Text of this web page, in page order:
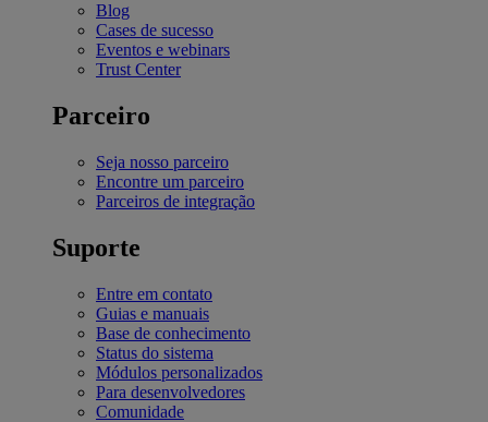
Blog
Cases de sucesso
Eventos e webinars
Trust Center
Parceiro
Seja nosso parceiro
Encontre um parceiro
Parceiros de integração
Suporte
Entre em contato
Guias e manuais
Base de conhecimento
Status do sistema
Módulos personalizados
Para desenvolvedores
Comunidade